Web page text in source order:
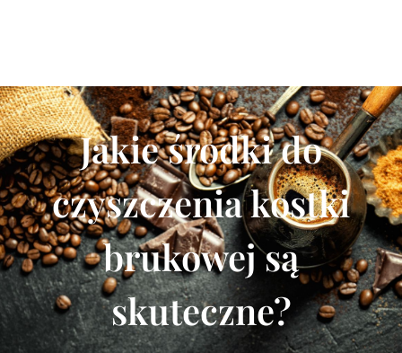
Jakie środki do
czyszczenia kostki
brukowej są
skuteczne?